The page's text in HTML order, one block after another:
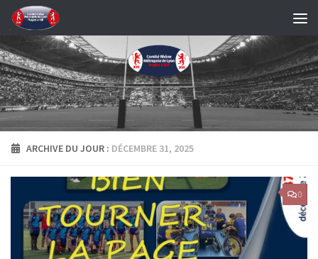
Skip to content
ARCHIVE DU JOUR : DÉCEMBRE 31, 2025
0